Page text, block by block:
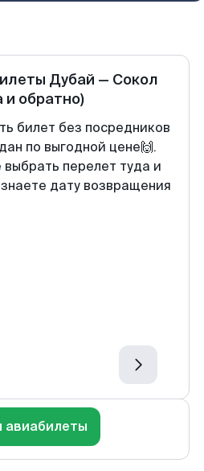
Дубай — Сокол
и обратно)
билет без посредников
по выгодной цене🙌.
перелет туда и
дату возвращения
авиабилеты